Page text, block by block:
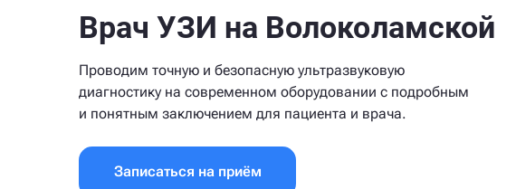
Врач УЗИ на Волоколамской
Проводим точную и безопасную ультразвуковую
диагностику на современном оборудовании с подробным
и понятным заключением для пациента и врача.
Записаться на приём